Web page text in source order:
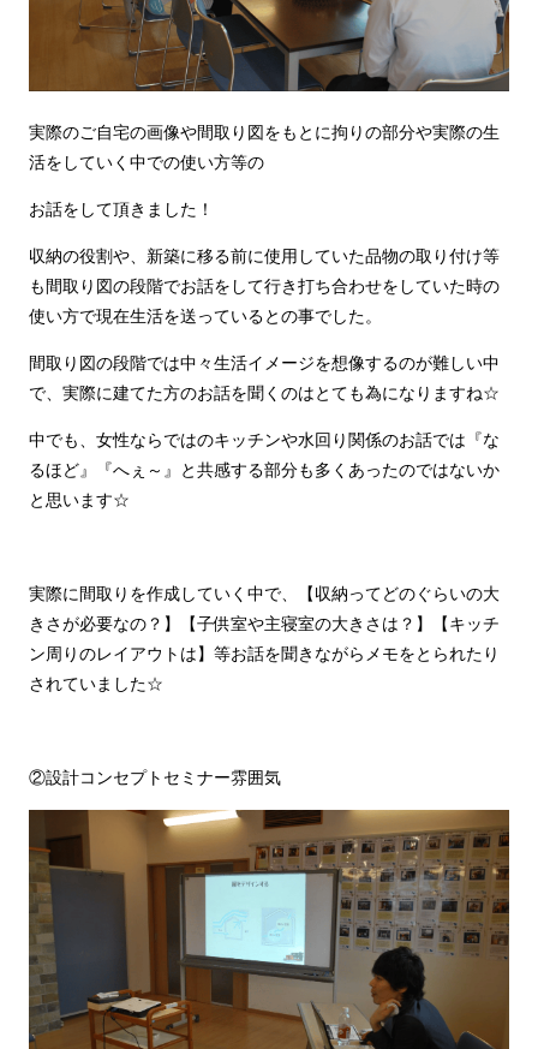
実際のご自宅の画像や間取り図をもとに拘りの部分や実際の生
活をしていく中での使い方等の
お話をして頂きました！
収納の役割や、新築に移る前に使用していた品物の取り付け等
も間取り図の段階でお話をして行き打ち合わせをしていた時の
使い方で現在生活を送っているとの事でした。
間取り図の段階では中々生活イメージを想像するのが難しい中
で、実際に建てた方のお話を聞くのはとても為になりますね☆
中でも、女性ならではのキッチンや水回り関係のお話では『な
るほど』『へぇ～』と共感する部分も多くあったのではないか
と思います☆
実際に間取りを作成していく中で、【収納ってどのぐらいの大
きさが必要なの？】【子供室や主寝室の大きさは？】【キッチ
ン周りのレイアウトは】等お話を聞きながらメモをとられたり
されていました☆
②設計コンセプトセミナー雰囲気